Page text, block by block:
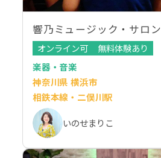
響乃ミュージック・サロン
オンライン可
無料体験あり
楽器・音楽
神奈川県 横浜市
相鉄本線・二俣川駅
いのせまりこ